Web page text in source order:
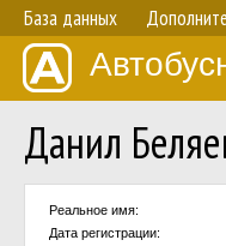
База данных
Данил
Реальное имя:
Дата регистрации: